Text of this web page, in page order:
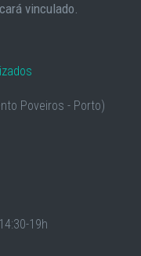
vinculado.
Poveiros - Porto)
19h